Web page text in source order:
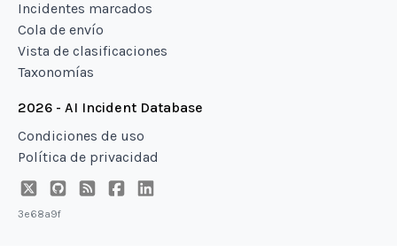
Incidentes marcados
Cola de envío
Vista de clasificaciones
Taxonomías
2026 - AI Incident Database
Condiciones de uso
Política de privacidad
3e68a9f